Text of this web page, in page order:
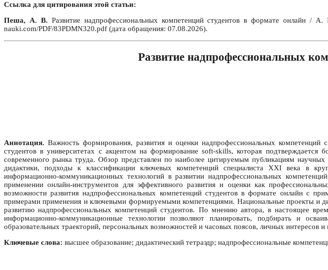
Ссылка для цитирования этой статьи:
Пеша, А. В. Развитие надпрофессиональных компетенций студентов в формате
nauki.com/PDF/83PDMN320.pdf (дата обращения: 07.08.2026).
Развитие надпрофессиональных
Аннотация. Важность формирования, развития и оценки надпрофессиональных компетенций
студентов в университетах с акцентом на формирование soft-skills, которая
современного рынка труда. Обзор представлен по наиболее цитируемым публикациям
дидактики, подходы к классификации ключевых компетенций специалиста XXI века в
информационно-коммуникационных технологий в развитии надпрофессиональных
применении онлайн-инструментов для эффективного развития и оценки как
возможности развития надпрофессиональных компетенций студентов в формате онлайн с
примерами применения и ключевыми формируемыми компетенциями. Национальные проекты и
развитию надпрофессиональных компетенций студентов. По мнению автора, в настоящее
информационно-коммуникационные технологии позволяют планировать, подбирать и
образовательных траекторий, персональных возможностей и часовых поясов, личных интересов и
Ключевые слова: высшее образование; дидактический тетраэдр; надпрофессиональные